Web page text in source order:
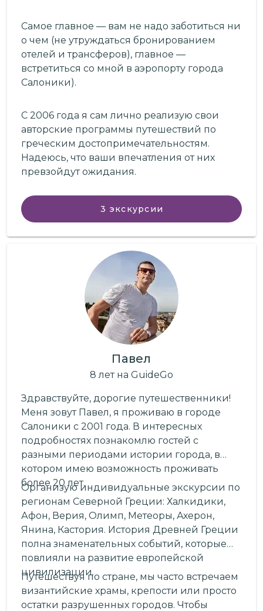
Самое главное — вам не надо заботиться ни
о чем (не утруждаться бронированием
отелей и трансферов), главное —
встретиться со мной в аэропорту города
Салоники).
С 2006 года я сам лично реализую свои
авторские программы путешествий по
греческим достопримечательностям.
Надеюсь, что ваши впечатления от них
превзойдут ожидания.
3 экскурсии
Павел
8 летна GuideGo
Здравствуйте, дорогие путешественники!
Меня зовут Павел, я проживаю в городе
Салоники с 2001 года. В интересных
подробностях познакомлю гостей с
разными периодами истории города, в
котором имею возможность проживать
более 20 лет.
Организую индивидуальные экскурсии по
регионам Северной Греции: Халкидики,
Афон, Верия, Олимп, Метеоры, Ахерон,
Янина, Кастория. История Древней Греции
полна знаменательных событий, которые
повлияли на развитие европейской
цивилизации.
Путешествуя по стране, мы часто встречаем
византийские храмы, крепости или просто
остатки разрушенных городов. Чтобы